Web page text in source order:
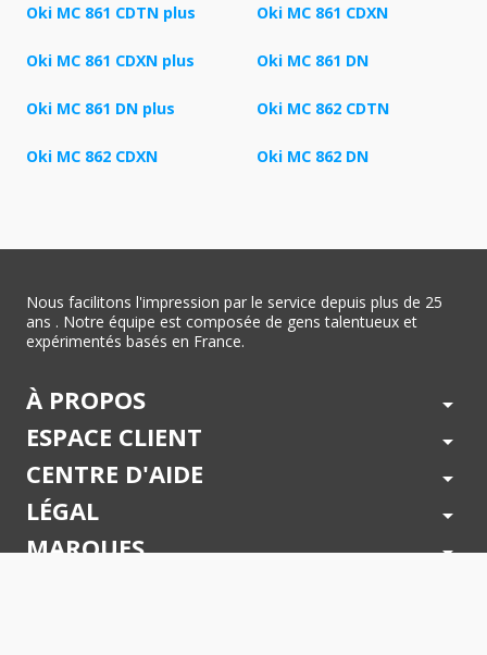
Oki MC 861 CDTN plus Oki MC 861 CDXN
Oki MC 861 CDXN plus Oki MC 861 DN
Oki MC 861 DN plus Oki MC 862 CDTN
Oki MC 862 CDXN Oki MC 862 DN
Nous facilitons l'impression par le service depuis plus de 25
ans . Notre équipe est composée de gens talentueux et
expérimentés basés en France.
À PROPOS arrow_drop_down
ESPACE CLIENT arrow_drop_down
CENTRE D'AIDE arrow_drop_down
LÉGAL arrow_drop_down
MARQUES arrow_drop_down